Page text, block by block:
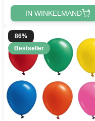
IN WINKELMAND
86%
Bestseller